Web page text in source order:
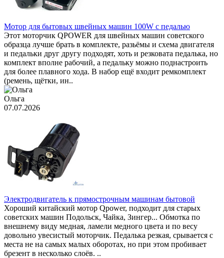
Мотор для бытовых швейных машин 100W с педалью
Этот моторчик QPOWER для швейных машин советского
образца лучше брать в комплекте, разьёмы и схема двигателя
и педальки друг другу подходят, хоть и резковата педалька, но
комплект вполне рабочий, а педальку можно поднастроить
для более плавного хода. В набор ещё входит ремкомплект
(ремень, щётки, ин..
Ольга
07.07.2026
Электродвигатель к прямострочным машинам бытовой
Хороший китайский мотор Qpower, подходит для старых
советских машин Подольск, Чайка, Зингер... Обмотка по
внешнему виду медная, ламели медного цвета и по весу
довольно увесистый моторчик. Педалька резкая, срывается с
места не на самых малых оборотах, но при этом пробивает
брезент в несколько слоёв. ..